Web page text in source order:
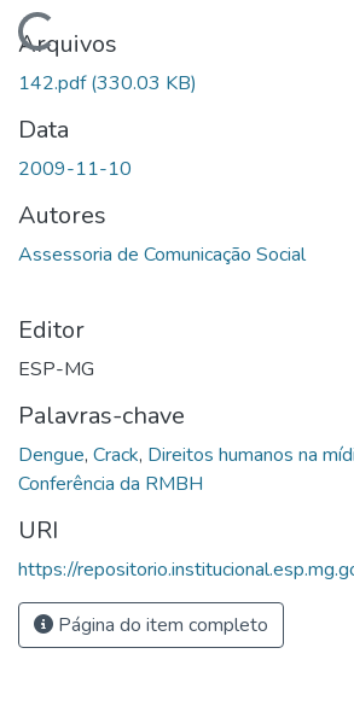
Carregando...
Arquivos
142.pdf(330.03 KB)
Data
2009-11-10
Autores
Assessoria de Comunicação Social
Editor
ESP-MG
Palavras-chave
Dengue, Crack, Direitos humanos na
Conferência da RMBH
URI
https://
Página do item completo